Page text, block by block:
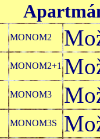
MONOM2
MONOM2+1
MONOM3
MONOM3S